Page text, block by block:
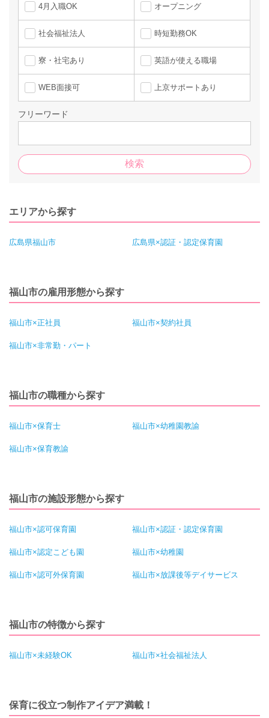
4月入職OK オープニング
社会福祉法人 時短勤務OK
寮・社宅あり 英語が使える職場
WEB面接可 上京サポートあり
フリーワード
エリアから探す
広島県福山市 広島県×認証・認定保育園
福山市の雇用形態から探す
福山市×正社員 福山市×契約社員
福山市×非常勤・パート
福山市の職種から探す
福山市×保育士 福山市×幼稚園教諭
福山市×保育教諭
福山市の施設形態から探す
福山市×認可保育園 福山市×認証・認定保育園
福山市×認定こども園 福山市×幼稚園
福山市×認可外保育園 福山市×放課後等デイサービス
福山市の特徴から探す
福山市×未経験OK 福山市×社会福祉法人
保育に役立つ制作アイデア満載！